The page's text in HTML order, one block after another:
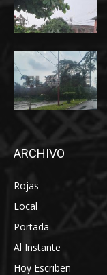
ARCHIVO
Rojas
Local
Portada
Al Instante
Hoy Escriben